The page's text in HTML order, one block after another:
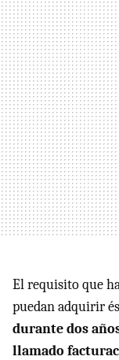
El requisito que
puedan adquirir
durante dos
llamado